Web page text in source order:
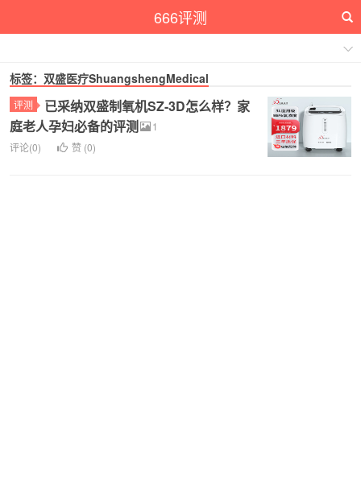
666评测
标签：双盛医疗ShuangshengMedical
评测
已采纳双盛制氧机SZ-3D怎么样？家
庭老人孕妇必备的评测
1
评论(0)
赞 (0)